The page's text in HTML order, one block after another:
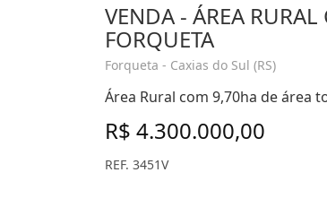
VENDA - ÁREA
FORQUETA
Forqueta - Caxias do Sul (RS)
Área Rural com 9,70ha de área
R$ 4.300.000,00
REF. 3451V